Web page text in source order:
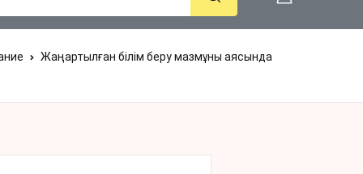
Жаңартылған білім беру мазмұны аясында